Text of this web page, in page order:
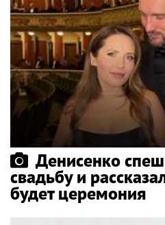
Денисенко
свадьбу и
будет церемония